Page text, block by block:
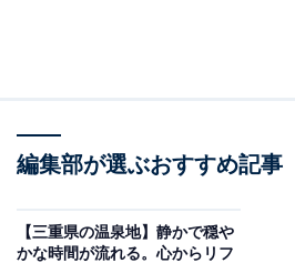
編集部が選ぶおすすめ記事
【三重県の温泉地】静かで穏や
かな時間が流れる。心からリフ